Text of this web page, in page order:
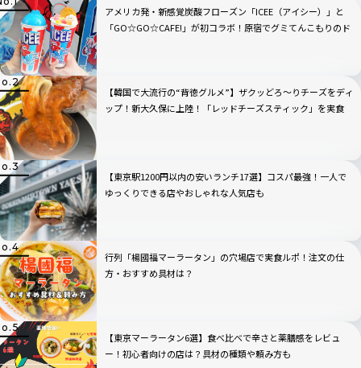
アメリカ発・新感覚炭酸フローズン「ICEE（アイシー）」と
「GO☆GO☆CAFE!」が初コラボ！原宿でグミてんこもりのド
【韓国で大流行の“背徳グルメ”】ザクッどろ～りチーズをディ
ップ！新大久保に上陸！「レッドチーズスティック」を実食
【東京駅1200円以内の安いランチ17選】コスパ最強！一人で
ゆっくりできる店やおしゃれな人気店も
行列「楊國福マーラータン」の穴場店で実食ルポ！注文の仕
方・おすすめ具材は？
【東京マーラータン6選】食べ比べで辛さと薬膳感をレビュ
ー！初心者向けの店は？具材の種類や頼み方も